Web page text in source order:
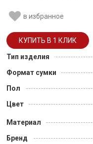
в избранное
Тип изделия
Формат сумки
Пол
Цвет
Материал
Бренд